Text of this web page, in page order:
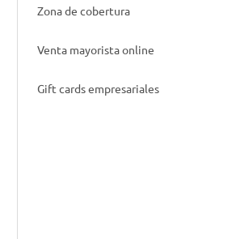
Zona de cobertura
Venta mayorista online
Gift cards empresariales